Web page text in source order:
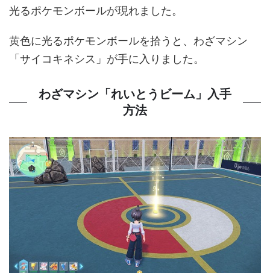
光るポケモンボールが現れました。
黄色に光るポケモンボールを拾うと、わざマシン
「サイコキネシス」が手に入りました。
わざマシン「れいとうビーム」入手
方法